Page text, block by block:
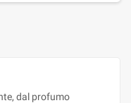
dal profumo